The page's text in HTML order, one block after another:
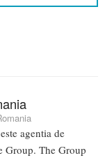
agentia de
Group. The Group